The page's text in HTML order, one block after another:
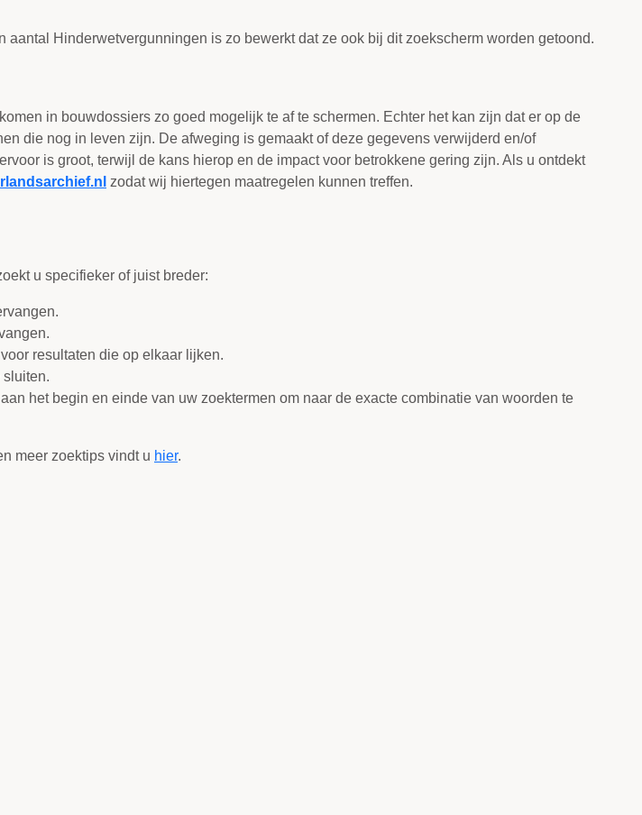
Hinderwetvergunningen is zo bewerkt dat ze ook bij dit zoekscherm worden getoond.
in bouwdossiers zo goed mogelijk te af te schermen. Echter het kan zijn dat er op de
die nog in leven zijn. De afweging is gemaakt of deze gegevens verwijderd en/of
is groot, terwijl de kans hierop en de impact voor betrokkene gering zijn. Als u ontdekt
zodat wij hiertegen maatregelen kunnen treffen.
u specifieker of juist breder:
resultaten die op elkaar lijken.
sluiten.
aan het begin en einde van uw zoektermen om naar de exacte combinatie van woorden te
meer zoektips vindt u hier.